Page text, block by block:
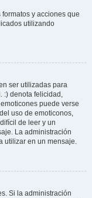
y acciones que
utilizando
ser utilizadas para
:) denota felicidad,
puede verse
uso de emoticonos,
de leer y un
La administración
utilizar en un mensaje.
Si la administración